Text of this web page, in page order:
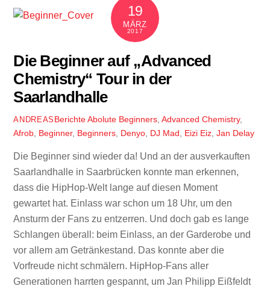
19
MÄRZ
2017
Die Beginner auf „Advanced
Chemistry“ Tour in der
Saarlandhalle
ANDREAS BerichteAbolute Beginners, Advanced Chemistry,
Afrob Beginner, Beginners Denyo DJ Mad Eizi Eiz ,Jan Delay
Die Beginner sind wieder da! Und an der ausverkauften
Saarlandhalle in Saarbrücken konnte man erkennen,
dass die HipHop-Welt lange auf diesen Moment
gewartet hat. Einlass war schon um 18 Uhr, um den
Ansturm der Fans zu entzerren. Und doch gab es lange
Schlangen überall: beim Einlass, an der Garderobe und
vor allem am Getränkestand. Das konnte aber die
Vorfreude nicht schmälern. HipHop-Fans aller
Generationen harrten gespannt, um Jan Philipp Eißfeldt